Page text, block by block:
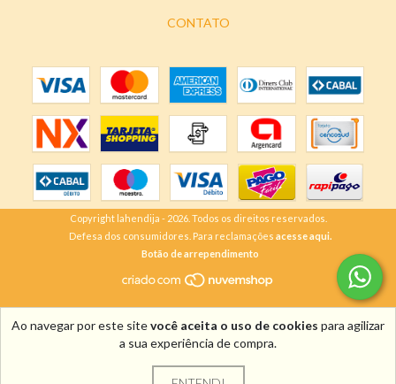
Ao navegar por este sitevocê aceita o uso de cookies para agilizar
a sua experiência de compra.
CONTATO
Copyright lahendija - 2026. Todos os direitos reservados.
Defesa dos consumidores. Para reclamações acesse aqui.
Botão de arrependimento